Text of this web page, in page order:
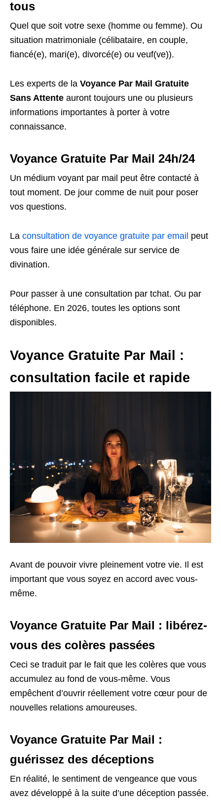
tous
Quel que soit votre sexe (homme ou femme). Ou
situation matrimoniale (célibataire, en couple,
fiancé(e), mari(e), divorcé(e) ou veuf(ve)).
Les experts de la Voyance Par Mail Gratuite
Sans Attente auront toujours une ou plusieurs
informations importantes à porter à votre
connaissance.
Voyance Gratuite Par Mail 24h/24
Un médium voyant par mail peut être contacté à
tout moment. De jour comme de nuit pour poser
vos questions.
La consultation de voyance gratuite par email peut
vous faire une idée générale sur service de
divination.
Pour passer à une consultation par tchat. Ou par
téléphone. En 2026, toutes les options sont
disponibles.
Voyance Gratuite Par Mail :
consultation facile et rapide
Avant de pouvoir vivre pleinement votre vie. Il est
important que vous soyez en accord avec vous-
même.
Voyance Gratuite Par Mail : libérez-
vous des colères passées
Ceci se traduit par le fait que les colères que vous
accumulez au fond de vous-même. Vous
empêchent d’ouvrir réellement votre cœur pour de
nouvelles relations amoureuses.
Voyance Gratuite Par Mail :
guérissez des déceptions
En réalité, le sentiment de vengeance que vous
avez développé à la suite d’une déception passée.